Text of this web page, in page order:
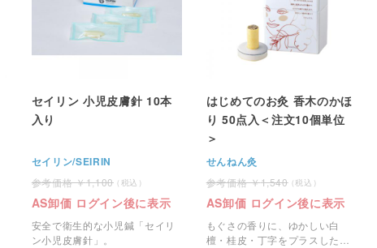
セイリン 小児皮膚針 10本
入り
セイリン/SEIRIN
1,100
AS卸価 ログイン後に表示
安全で衛生的な小児鍼「セイリ
ン小児皮膚針」。
はじめてのお灸 香木のかほ
り 50点入＜注文10個単位
＞
せんねん灸
1,540
AS卸価 ログイン後に表示
もぐさの香りに、ゆかしい白
檀・桂皮・丁字をプラスした気